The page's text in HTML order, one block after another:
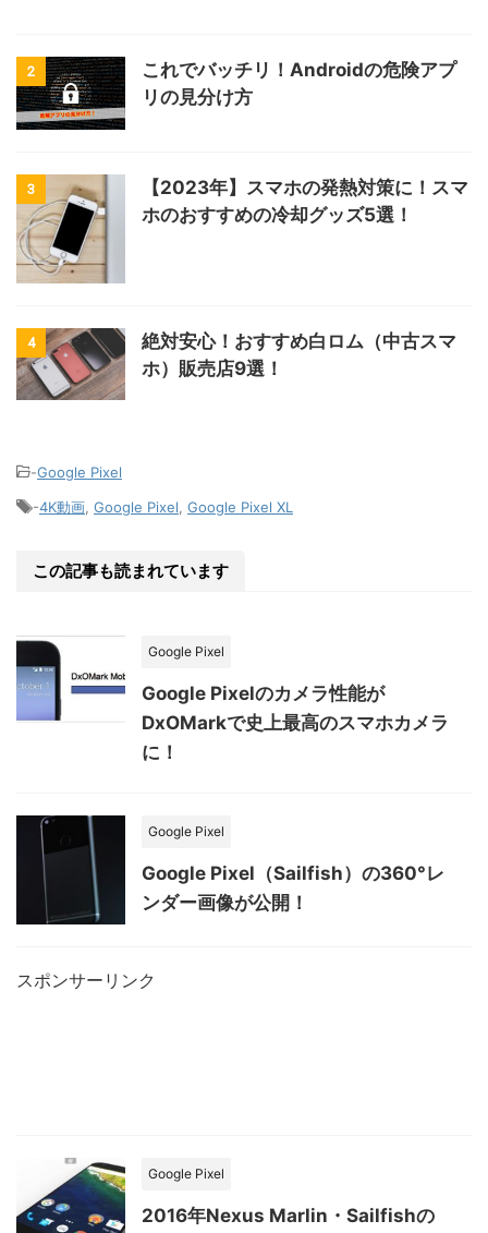
2
これでバッチリ！Androidの危険アプ
リの見分け方
3
【2023年】スマホの発熱対策に！スマ
ホのおすすめの冷却グッズ5選！
4
絶対安心！おすすめ白ロム（中古スマ
ホ）販売店9選！
-Google Pixel
-4K動画, Google Pixel, Google Pixel XL
この記事も読まれています
Google Pixel
Google Pixelのカメラ性能が
DxOMarkで史上最高のスマホカメラ
に！
Google Pixel
Google Pixel（Sailfish）の360°レ
ンダー画像が公開！
スポンサーリンク
Google Pixel
2016年Nexus Marlin・Sailfishの